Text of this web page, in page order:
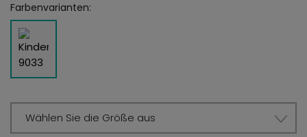
Farbenvarianten:
Wählen Sie die Größe aus